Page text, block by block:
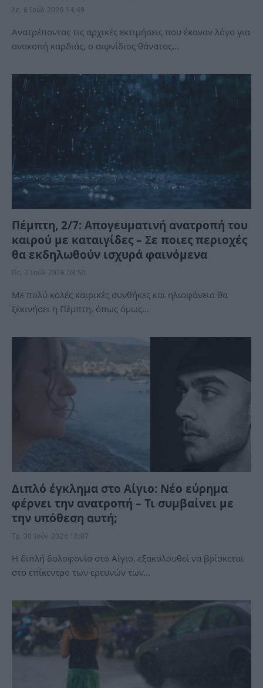
Δε, 6 Ιούλ 2026 14:49
Ανατρέποντας τις αρχικές εκτιμήσεις που έκαναν λόγο για
ανακοπή καρδιάς, ο αιφνίδιος θάνατος…
Πέμπτη, 2/7: Απογευματινή ανατροπή του
καιρού με καταιγίδες – Σε ποιες περιοχές
θα εκδηλωθούν ισχυρά φαινόμενα
Πε, 2 Ιούλ 2026 08:50
Με πολύ καλές καιρικές συνθήκες και ηλιοφάνεια θα
ξεκινήσει η Πέμπτη, όπως όμως…
Διπλό έγκλημα στο Αίγιο: Νέο εύρημα
φέρνει την ανατροπή – Τι συμβαίνει με
την υπόθεση αυτή;
Τρ, 30 Ιούν 2026 18:07
Η διπλή δολοφονία στο Αίγιο, εξακολουθεί να βρίσκεται
στο επίκεντρο των ερευνών των…